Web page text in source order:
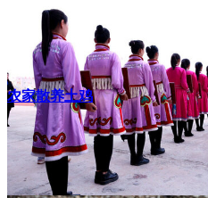
农家散养土鸡